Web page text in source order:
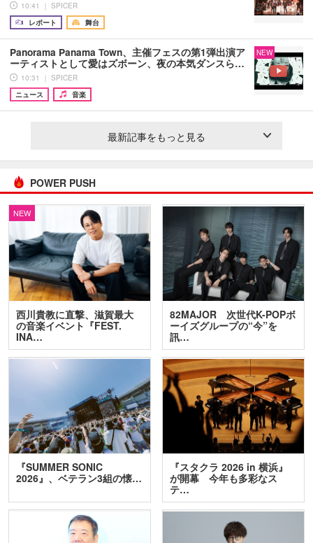
10:41 ｜ SPICER
レポート
舞台
Panorama Panama Town、主催フェスの第1弾出演ア
ーティストとして愛はズボーン、夜の本気ダンスら…
10:31 ｜ SPICER
ニュース
音楽
NEW
最新記事をもっと見る
POWER PUSH
NEW
西川貴教に直撃、滋賀最大
の音楽イベント『FEST.
INA…
82MAJOR 次世代K-POPボ
ーイズグループの“今”を
訊…
『SUMMER SONIC
2026』、ベテラン3組の懐…
『スタクラ 2026 in 横浜』
が開幕 今年も多彩なス
テ…